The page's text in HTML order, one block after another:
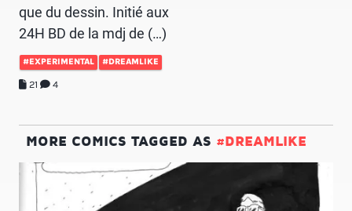
que du dessin. Initié aux
24H BD de la mdj de (…)
#EXPERIMENTAL #DREAMLIKE
21 4
MORE COMICS TAGGED AS #DREAMLIKE